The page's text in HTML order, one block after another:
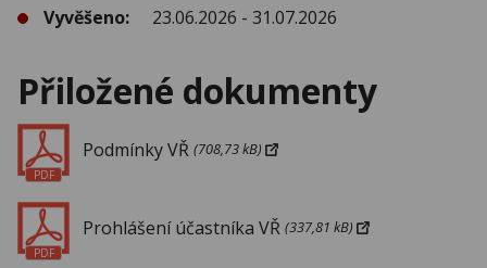
Vyvěšeno: 23.06.2026 - 31.07.2026
Přiložené dokumenty
Podmínky VŘ (708,73 kB)
PDF
Prohlášení účastníka VŘ (337,81 kB)
PDF